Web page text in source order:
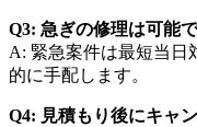
Q3: 急ぎの修理は可能
A: 緊急案件は最短当日
的に手配します。
Q4: 見積もり後にキャ